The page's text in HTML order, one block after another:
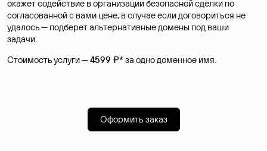
окажет содействие в организации безопасной сделки по
согласованной с вами цене, в случае если договориться не
удалось — подберет альтернативные домены под ваши
задачи.
Стоимость услуги —4599 ₽*за одно доменное имя.
Оформить заказ